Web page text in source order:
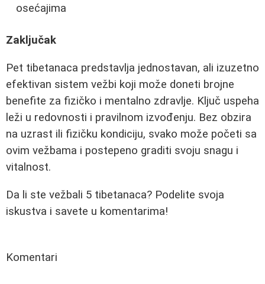
osećajima
Zaključak
Pet tibetanaca predstavlja jednostavan, ali izuzetno
efektivan sistem vežbi koji može doneti brojne
benefite za fizičko i mentalno zdravlje. Ključ uspeha
leži u redovnosti i pravilnom izvođenju. Bez obzira
na uzrast ili fizičku kondiciju, svako može početi sa
ovim vežbama i postepeno graditi svoju snagu i
vitalnost.
Da li ste vežbali 5 tibetanaca? Podelite svoja
iskustva i savete u komentarima!
Komentari